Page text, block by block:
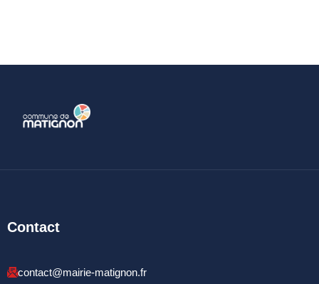
Contact
contact@mairie-matignon.fr